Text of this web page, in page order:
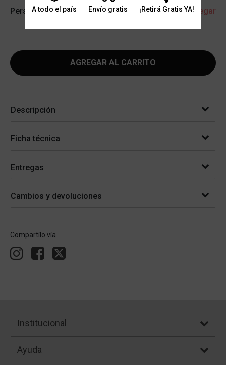
A todo el país Envío gratis ¡Retirá Gratis YA!
Personalización + Agregar
AGREGAR AL CARRITO
Descripción
Ficha técnica
Entregas
Cambios y devoluciones
Compartílo vía
Institucional
Ayuda